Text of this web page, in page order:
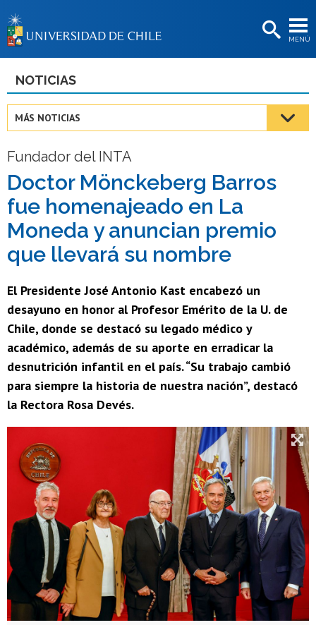
MENÚ
BIBLIOTECAS
Estudiantes
Académicas/os
Funcionarias/os
Egresadas/os
NOTICIAS
MÁS NOTICIAS
Fundador del INTA
Doctor Mönckeberg Barros
fue homenajeado en La
Moneda y anuncian premio
que llevará su nombre
El Presidente José Antonio Kast encabezó un
desayuno en honor al Profesor Emérito de la U. de
Chile, donde se destacó su legado médico y
académico, además de su aporte en erradicar la
desnutrición infantil en el país. “Su trabajo cambió
para siempre la historia de nuestra nación”, destacó
la Rectora Rosa Devés.